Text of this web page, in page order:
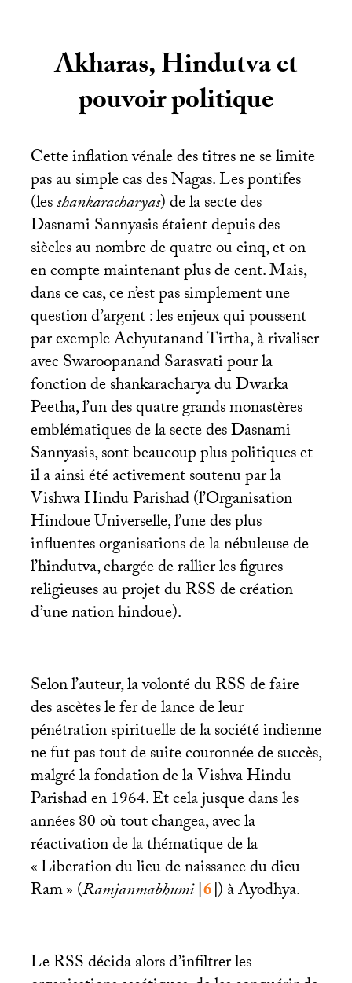
Akharas, Hindutva et
pouvoir politique
Cette inflation vénale des titres ne se limite
pas au simple cas des Nagas. Les pontifes
(lesshankaracharyas) de la secte des
Dasnami Sannyasis étaient depuis des
siècles au nombre de quatre ou cinq, et on
en compte maintenant plus de cent. Mais,
dans ce cas, ce n’est pas simplement une
question d’argent : les enjeux qui poussent
par exemple Achyutanand Tirtha, à rivaliser
avec Swaroopanand Sarasvati pour la
fonction de shankaracharya du Dwarka
Peetha, l’un des quatre grands monastères
emblématiques de la secte des Dasnami
Sannyasis, sont beaucoup plus politiques et
il a ainsi été activement soutenu par la
Vishwa Hindu Parishad (l’Organisation
Hindoue Universelle, l’une des plus
influentes organisations de la nébuleuse de
l’hindutva, chargée de rallier les figures
religieuses au projet duRSSde création
d’une nation hindoue).
Selon l’auteur, la volonté duRSSde faire
des ascètes le fer de lance de leur
pénétration spirituelle de la société indienne
ne fut pas tout de suite couronnée de succès,
malgré la fondation de la Vishva Hindu
Parishad en 1964. Et cela jusque dans les
années 80 où tout changea, avec la
réactivation de la thématique de la
«Liberation du lieu de naissance du dieu
Ram» (Ramjanmabhumi[6]) à Ayodhya.
LeRSSdécida alors d’infiltrer les